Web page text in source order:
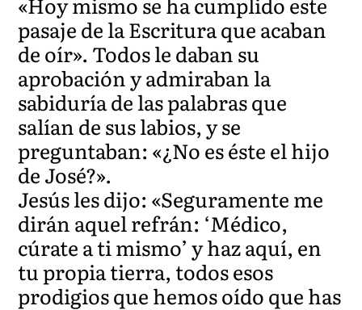
pasaje de la Escritura que acaban
de oír». Todos le daban su
aprobación y admiraban la
sabiduría de las palabras que
salían de sus labios, y se
preguntaban: «¿No es éste el hijo
de José?».
Jesús les dijo: «Seguramente me
dirán aquel refrán: ‘Médico,
cúrate a ti mismo’ y haz aquí, en
tu propia tierra, todos esos
prodigios que hemos oído que has